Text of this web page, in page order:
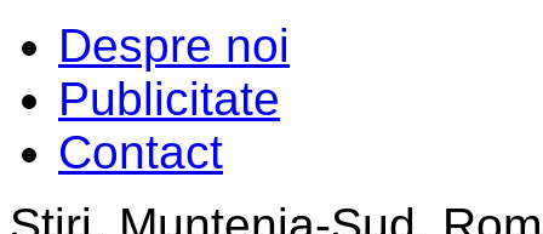
Despre noi
Publicitate
Contact